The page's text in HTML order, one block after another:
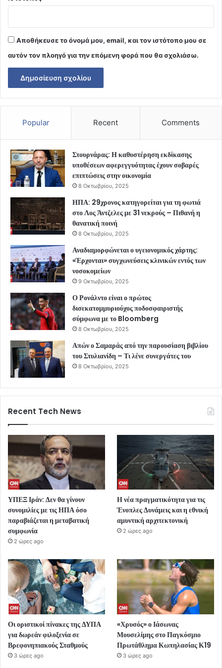
Αποθήκευσε το όνομά μου, email, και τον ιστότοπο μου σε
αυτόν τον πλοηγό για την επόμενη φορά που θα σχολιάσω.
Popular Recent Comments
Στουρνάρας: Η καθυστέρηση εκδίκασης
υποθέσεων αφερεγγυότητας έχουν σοβαρές
επιπτώσεις στην οικονομία
8 Οκτωβρίου, 2025
ΗΠΑ: 29χρονος κατηγορείται για τη φωτιά
στο Λος Άντζελες με 31 νεκρούς – Πιθανή η
θανατική ποινή
8 Οκτωβρίου, 2025
Αναδιαμορφώνεται ο υγειονομικός χάρτης:
«Έρχονται» συγχωνεύσεις κλινικών εντός των
νοσοκομείων
9 Οκτωβρίου, 2025
Ο Ρονάλντο είναι ο πρώτος
δισεκατομμυριούχος ποδοσφαιριστής
σύμφωνα με το Bloomberg
8 Οκτωβρίου, 2025
Απών ο Σαμαράς από την παρουσίαση βιβλίου
του Στυλιανίδη – Τι λένε συνεργάτες του
8 Οκτωβρίου, 2025
Recent Tech News
ΥΠΕΞ Ιράν: Δεν θα γίνουν
συνομιλίες με τις ΗΠΑ όσο
παραβιάζεται η μεταβατική
συμφωνία
2 ώρες ago
Η νέα πραγματικότητα για τις
Ένοπλες Δυνάμεις και η εθνική
αμυντική αρχιτεκτονική
2 ώρες ago
Οι οριστικοί πίνακες της ΔΥΠΑ
για δωρεάν φιλοξενία σε
Βρεφονηπιακούς Σταθμούς
3 ώρες ago
«Χρυσός» ο Ιάσωνας
Μουσελίμης στο Παγκόσμιο
Πρωτάθλημα Κωπηλασίας Κ19
3 ώρες ago